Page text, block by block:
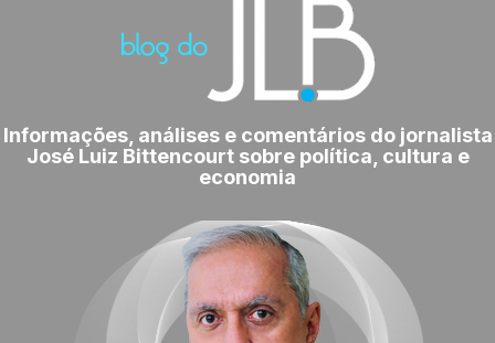
Informações, análises e comentários do jornalista
José Luiz Bittencourt sobre política, cultura e
economia